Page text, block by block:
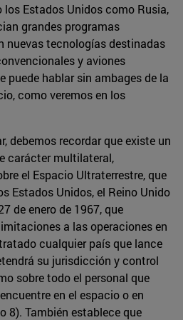
Estados Unidos como Rusia,
grandes programas
nuevas tecnologías destinadas
y aviones
puede hablar sin ambages de la
como veremos en los
debemos recordar que existe un
carácter multilateral,
el Espacio Ultraterrestre, que
Estados Unidos, el Reino Unido
de enero de 1967, que
a las operaciones en
cualquier país que lance
su jurisdicción y control
sobre todo el personal que
en el espacio o en
8). También establece que